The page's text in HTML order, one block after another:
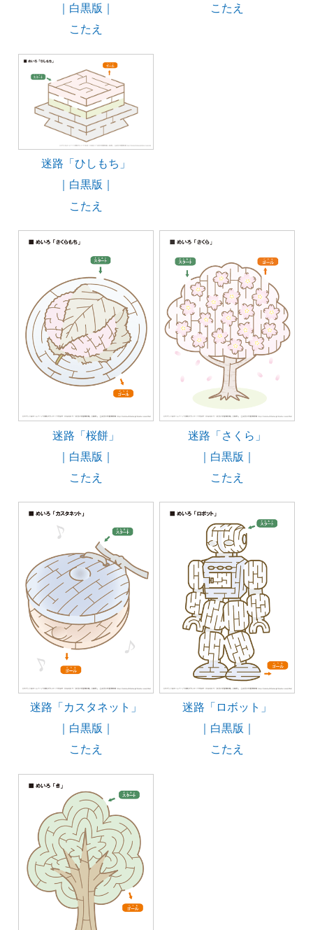
｜白黒版｜
こたえ
こたえ
迷路「ひしもち」
｜白黒版｜
こたえ
迷路「桜餅」
｜白黒版｜
こたえ
迷路「さくら」
｜白黒版｜
こたえ
迷路「カスタネット」
｜白黒版｜
こたえ
迷路「ロボット」
｜白黒版｜
こたえ